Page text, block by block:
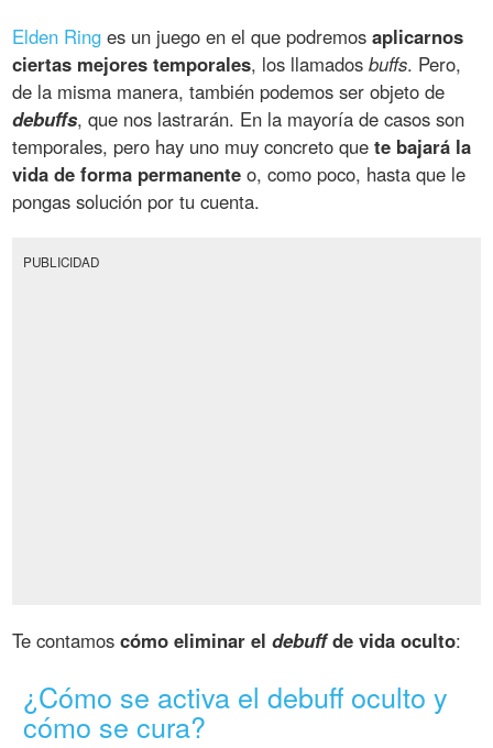
Elden Ring es un juego en el que podremosaplicarnos
ciertas mejores temporales, los llamadosbuffs. Pero,
de la misma manera, también podemos ser objeto de
debuffs, que nos lastrarán. En la mayoría de casos son
temporales, pero hay uno muy concreto quete bajará la
vida de forma permanente o, como poco, hasta que le
pongas solución por tu cuenta.
PUBLICIDAD
Te contamoscómo eliminar eldebuffde vida oculto:
¿Cómo se activa el debuff oculto y
cómo se cura?